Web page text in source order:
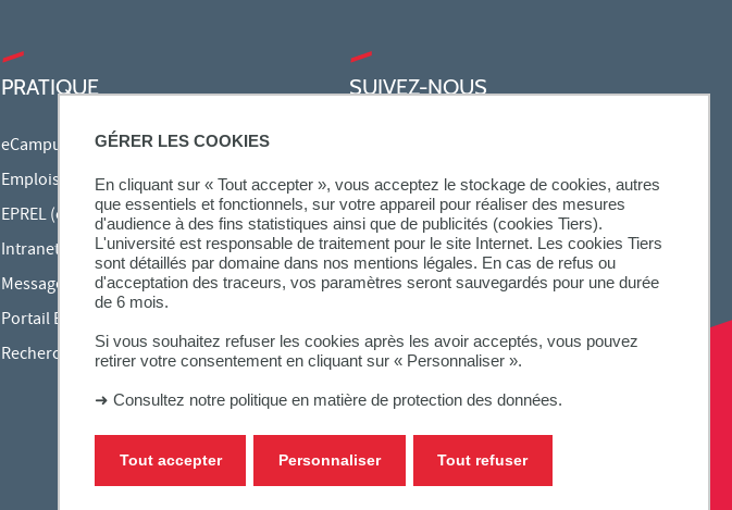
GÉRER LES COOKIES
En cliquant sur « Tout accepter », vous acceptez le stockage de cookies, autres
que essentiels et fonctionnels, sur votre appareil pour réaliser des mesures
d'audience à des fins statistiques ainsi que de publicités (cookies Tiers).
L'université est responsable de traitement pour le site Internet. Les cookies Tiers
sont détaillés par domaine dans nos mentions légales. En cas de refus ou
d'acceptation des traceurs, vos paramètres seront sauvegardés pour une durée
de 6 mois.
Si vous souhaitez refuser les cookies après les avoir acceptés, vous pouvez
retirer votre consentement en cliquant sur « Personnaliser ».
➜ Consultez notre politique en matière de protection des données.
Tout accepter Tout refuser
Personnaliser
PRATIQUE
eCampus
Emplois du temps en ligne
EPREL (cours en ligne)
Intranet des personnels
Messagerie étudiante
Portail Bu Athéna
Rechercher une formation
SUIVEZ-NOUS